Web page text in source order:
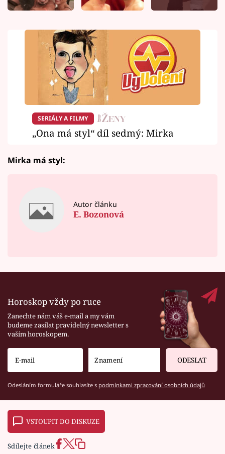
SERIÁLY A FILMY
„Ona má styl“ díl sedmý: Mirka
Mirka má styl:
Autor článku
E. Bozonová
Horoskop vždy po ruce
Zanechte nám váš e-mail a my vám
budeme zasílat pravidelný newsletter s
vaším horoskopem.
ODESLAT
Odesláním formuláře souhlasíte s podmínkami zpracování osobních údajů
VSTOUPIT DO DISKUZE
Sdílejte článek